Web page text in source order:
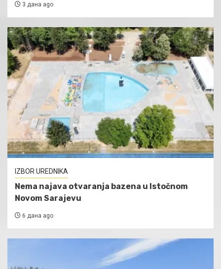
3 дана ago
IZBOR UREDNIKA
Nema najava otvaranja bazena u Istočnom
Novom Sarajevu
6 дана ago